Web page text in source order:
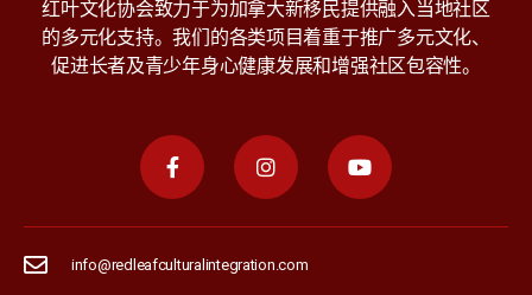
红叶文化协会致力于为加拿大新移民提供融入当地社区
的多元化支持。我们的各类项目着重于推广多元文化、
促进长者及青少年身心健康发展和增强社区包容性。
info@redleafculturalintegration.com